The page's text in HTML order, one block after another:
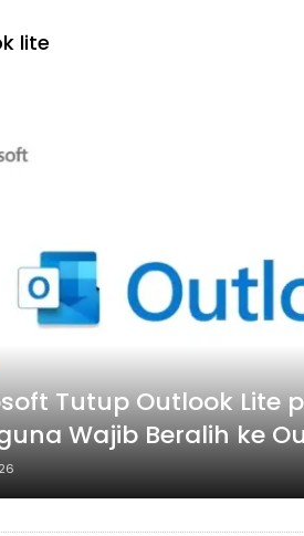
lite
Tutup Outlook Lite
Wajib Beralih ke